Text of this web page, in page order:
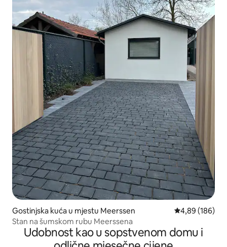
Gostinjska kuća u mjestu Meerssen prosječna
4,89 (186)
Stan na šumskom rubu Meerssena
Udobnost kao u sopstvenom domu i